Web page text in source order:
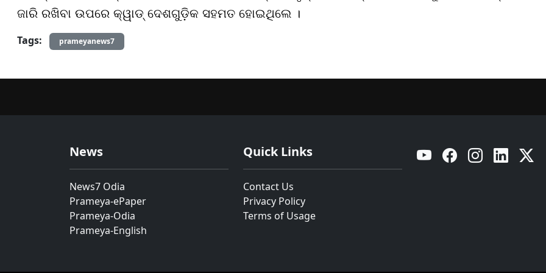
ଜାରି ରଖିବା ଉପରେ କ୍ୱାଡ୍ ଦେଶଗୁଡ଼ିକ ସହମତ ହୋଇଥିଲେ ।
Tags:
prameyanews7
News
News7 Odia
Prameya-ePaper
Prameya-Odia
Prameya-English
Quick Links
Contact Us
Privacy Policy
Terms of Usage
YouTube Facebook Instagram